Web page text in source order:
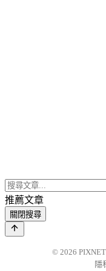
推薦文章
關閉搜尋
© 2026 PIXNET
隱